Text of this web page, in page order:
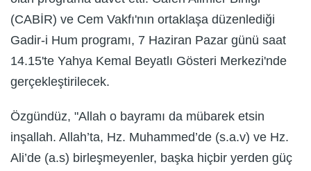
(CABİR) ve Cem Vakfı'nın ortaklaşa düzenlediği
Gadir-i Hum programı, 7 Haziran Pazar günü saat
14.15'te Yahya Kemal Beyatlı Gösteri Merkezi'nde
gerçekleştirilecek.
Özgündüz, "Allah o bayramı da mübarek etsin
inşallah. Allah’ta, Hz. Muhammed’de (s.a.v) ve Hz.
Ali’de (a.s) birleşmeyenler, başka hiçbir yerden güç